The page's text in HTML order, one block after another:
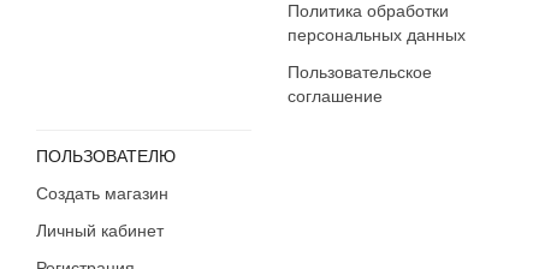
Политика обработки
персональных данных
Пользовательское
соглашение
ПОЛЬЗОВАТЕЛЮ
Создать магазин
Личный кабинет